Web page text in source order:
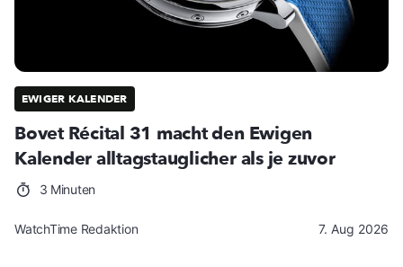
EWIGER KALENDER
Bovet Récital 31 macht den Ewigen
Kalender alltagstauglicher als je zuvor
3 Minuten
WatchTime Redaktion 7. Aug 2026